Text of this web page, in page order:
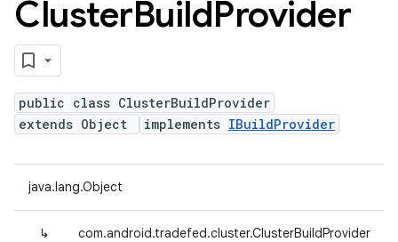
ClusterBuildProvider
public class ClusterBuildProvider
extends Object
implements IBuildProvider
java.lang.Object
↳ com.android.tradefed.cluster.ClusterBuildProvider